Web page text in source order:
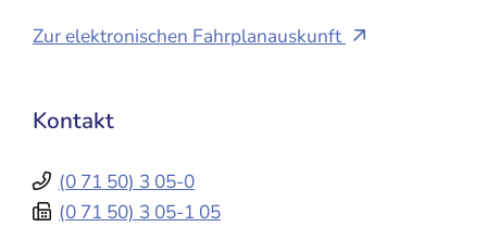
Zur elektronischen Fahrplanauskunft
Kontakt
(0 71 50) 3 05-0
(0 71 50) 3 05-1 05